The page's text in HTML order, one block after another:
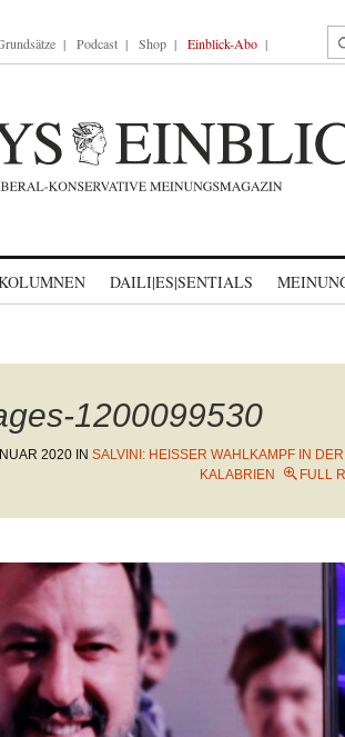
Podcast Shop Einblick-Abo
DAILI|ES|SENTIALS
1200099530
2020 IN SALVINI: HEISSER WAHLKAMPF IN DER
ALABRIEN
FULL